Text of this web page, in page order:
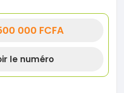
000 FCFA
le numéro